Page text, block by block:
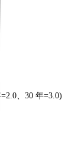
、30 年=3.0)